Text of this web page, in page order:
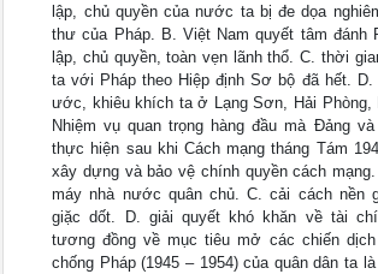
lập, chủ quyền của nước ta bị đe dọa
thư của Pháp. B. Việt Nam quyết tâm đánh
lập, chủ quyền, toàn vẹn lãnh thổ. C. thời
ta với Pháp theo Hiệp định Sơ bộ đã hết. D.
ước, khiêu khích ta ở Lạng Sơn, Hải Phòng,
Nhiệm vụ quan trọng hàng đầu mà Đảng
thực hiện sau khi Cách mạng tháng Tám
xây dựng và bảo vệ chính quyền cách
máy nhà nước quân chủ. C. cải cách nền
giặc dốt. D. giải quyết khó khăn về tài
tương đồng về mục tiêu mở các chiến dịch
chống Pháp (1945 – 1954) của quân dân ta